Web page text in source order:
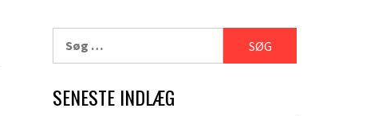
efter:
SENESTE INDLÆG